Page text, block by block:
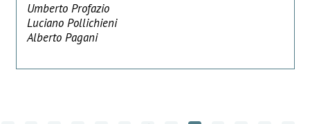
Umberto Profazio
Luciano Pollichieni
Alberto Pagani